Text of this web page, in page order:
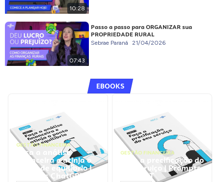
10:28
07:43
Passo a passo para ORGANIZAR sua
PROPRIEDADE RURAL
Sebrae Paraná 21/04/2026
EBOOKS
GESTÃO FINANCEIRA
Faça a análise
financeira e atinja o
ponto de equilíbrio |
Prompts ChatGPT
GESTÃO FINANCEIRA
Faça a precificação do
seu serviço | Prompts
ChatGPT